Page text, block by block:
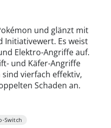
und glänzt mit
Initiativewert. Es weist
Elektro-Angriffe auf.
und Käfer-Angriffe
vierfach effektiv,
Schaden an.
Switch